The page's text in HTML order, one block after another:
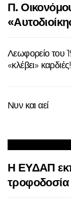
Π.
Λεωφορείο του
«κλέβει» καρδιές!
Νυν και αεί
Η ΕΥΔΑΠ
τροφοδοσία